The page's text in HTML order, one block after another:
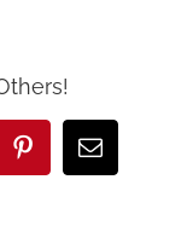
PinterestCorreo